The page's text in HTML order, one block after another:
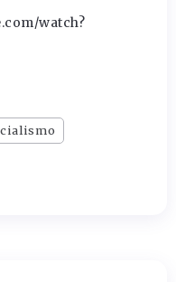
watch?